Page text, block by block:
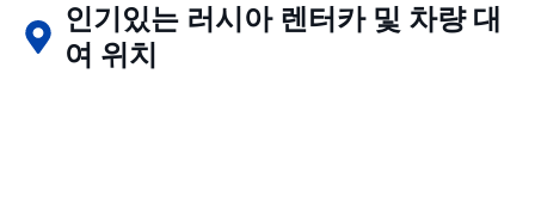
인기있는 러시아 렌터카 및 차량 대
여 위치